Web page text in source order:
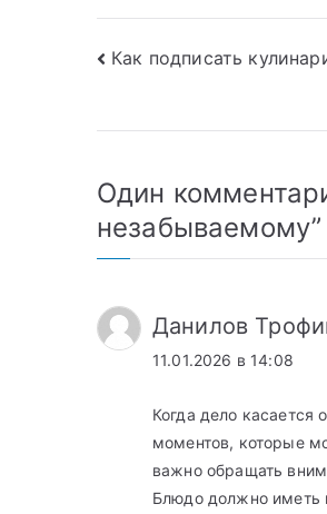
Навигация
Как подписать
Один
незабываемому”
Данилов
11.01.2026 в 14:08
Когда дело касается
моментов, которые
важно обращать
Блюдо должно иметь